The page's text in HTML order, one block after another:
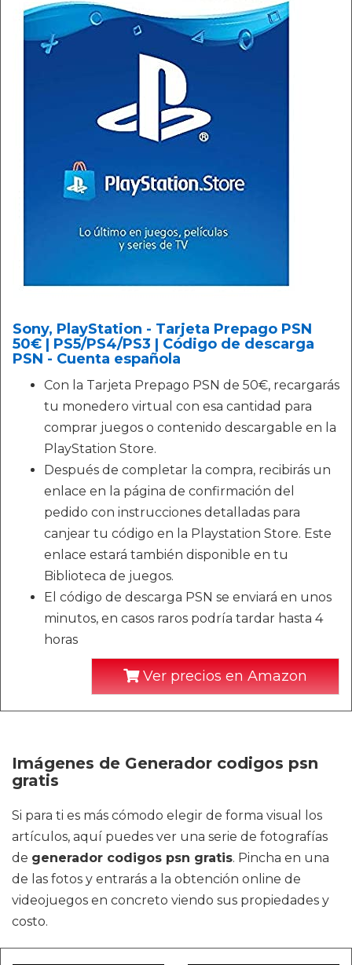
Sony, PlayStation - Tarjeta Prepago PSN
50€ | PS5/PS4/PS3 | Código de descarga
PSN - Cuenta española
Con la Tarjeta Prepago PSN de 50€, recargarás
tu monedero virtual con esa cantidad para
comprar juegos o contenido descargable en la
PlayStation Store.
Después de completar la compra, recibirás un
enlace en la página de confirmación del
pedido con instrucciones detalladas para
canjear tu código en la Playstation Store. Este
enlace estará también disponible en tu
Biblioteca de juegos.
El código de descarga PSN se enviará en unos
minutos, en casos raros podría tardar hasta 4
horas
Ver precios en Amazon
Imágenes de Generador codigos psn
gratis
Si para ti es más cómodo elegir de forma visual los
artículos, aquí puedes ver una serie de fotografías
de generador codigos psn gratis. Pincha en una
de las fotos y entrarás a la obtención online de
videojuegos en concreto viendo sus propiedades y
costo.